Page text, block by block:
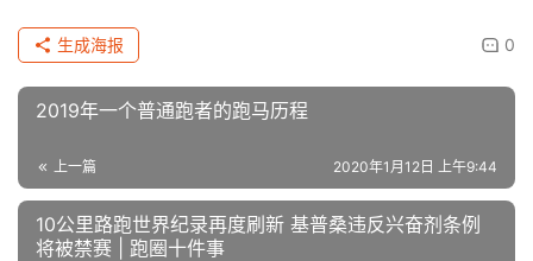
0
生成海报
2019年一个普通跑者的跑马历程
上一篇 2020年1月12日 上午9:44
10公里路跑世界纪录再度刷新 基普桑违反兴奋剂条例
将被禁赛 | 跑圈十件事